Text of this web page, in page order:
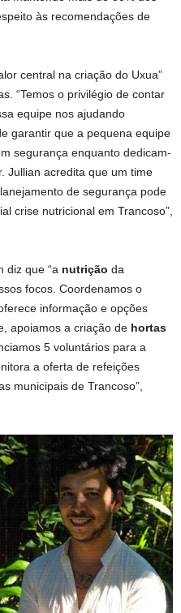
às recomendações de
central na criação do Uxua”
“Temos o privilégio de contar
equipe nos ajudando
garantir que a pequena equipe
segurança enquanto dedicam-
Jullian acredita que um time
de segurança pode
crise nutricional em Trancoso”,
diz que “a nutrição da
focos. Coordenamos o
informação e opções
apoiamos a criação de hortas
5 voluntários para a
a oferta de refeições
municipais de Trancoso”,